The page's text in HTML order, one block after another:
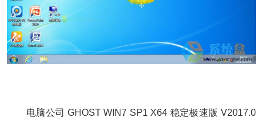
电脑公司 GHOST WIN7 SP1 X64 稳定极速版 V2017.0